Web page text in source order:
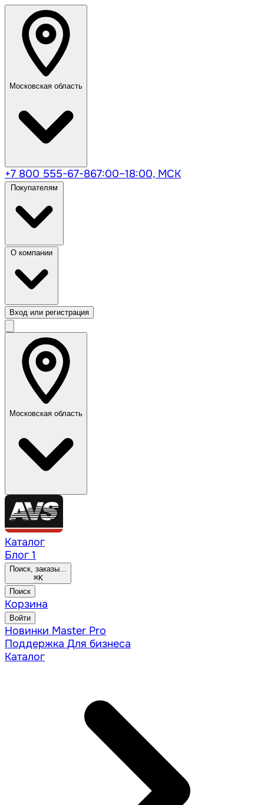
Московская область
+7 800 555-67-867:00–18:00, МСК
Вход или регистрация
Московская область
Каталог
Блог 1
Поиск, заказы...
⌘K
Поиск
Корзина
Войти
Новинки Master Pro
Поддержка Для бизнеса
Каталог